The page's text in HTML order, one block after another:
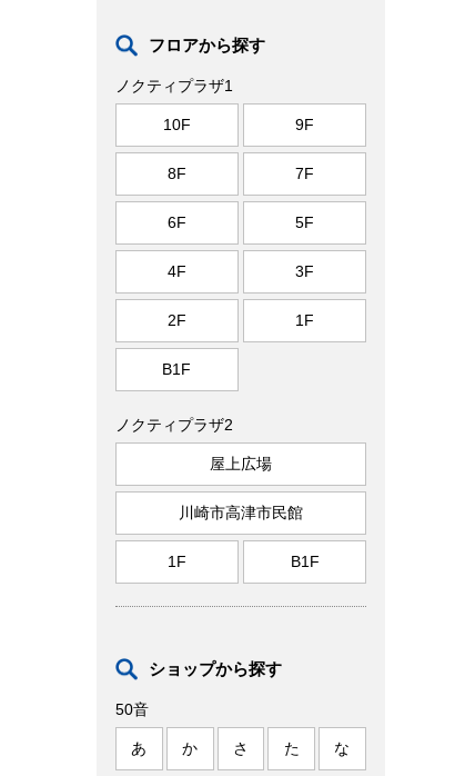
フロアから探す
ノクティプラザ1
10F 9F
8F 7F
6F 5F
4F 3F
2F 1F
B1F
ノクティプラザ2
屋上広場
川崎市高津市民館
1F B1F
ショップから探す
50音
あ か さ た な